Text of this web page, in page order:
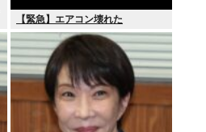
【緊急】エアコン壊れた